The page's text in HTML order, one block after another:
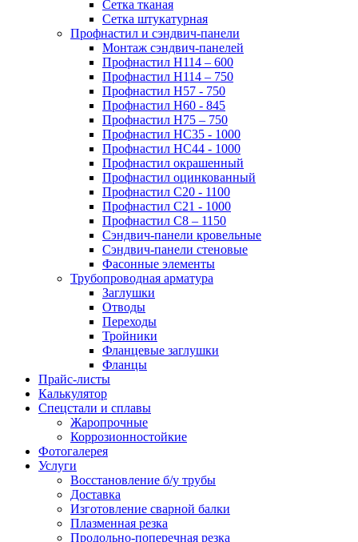
Сетка тканая
Сетка штукатурная
Профнастил и сэндвич-панели
Монтаж сэндвич-панелей
Профнастил Н114 – 600
Профнастил Н114 – 750
Профнастил Н57 - 750
Профнастил Н60 - 845
Профнастил Н75 – 750
Профнастил НС35 - 1000
Профнастил НС44 - 1000
Профнастил окрашенный
Профнастил оцинкованный
Профнастил С20 - 1100
Профнастил С21 - 1000
Профнастил С8 – 1150
Сэндвич-панели кровельные
Сэндвич-панели стеновые
Фасонные элементы
Трубопроводная арматура
Заглушки
Отводы
Переходы
Тройники
Фланцевые заглушки
Фланцы
Прайс-листы
Калькулятор
Спецстали и сплавы
Жаропрочные
Коррозионностойкие
Фотогалерея
Услуги
Восстановление б/у трубы
Доставка
Изготовление сварной балки
Плазменная резка
Продольно-поперечная резка